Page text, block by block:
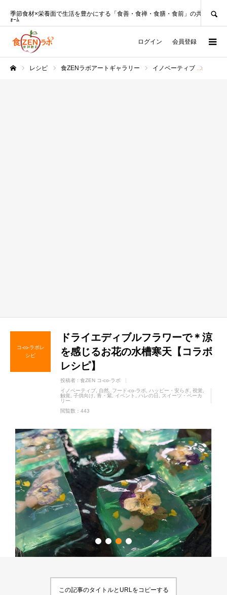
季節食材×栄養面で生活を豊かにする「食善・食禅・食膳・食前」の共創ﾌﾟﾗｯﾄﾌ
ｫｰﾑ
ログイン 会員登録
レシピ 食ZENラボアートギャラリー イノベーティブ
コ-co-ラボレ
シピ
ドライエディブルフラワーで＊涼
を感じるお花の水槽寒天【コラボ
レシピ】
投稿者 : 食ZEN コ-co-ラボ
イノベーティブ
自然 フード-co-ラボ ハッピー・安らぎ 視覚
触覚
子供向け 青・紫 イベント ハレの日
スイーツ・ベーカ
リー
閲覧数：443
この記事のタイトルとURLをコピーする